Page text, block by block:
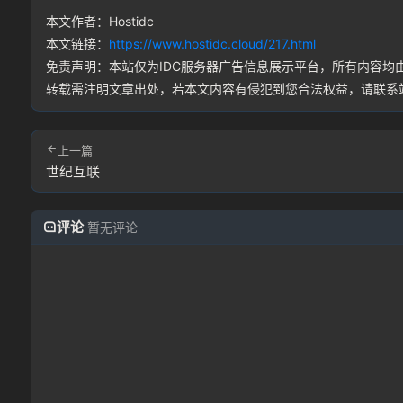
本文作者：Hostidc
本文链接： https://www.hostidc.cloud/217.html
免责声明：本站仅为IDC服务器广告信息展示平台，所有内容
转载需注明文章出处，若本文内容有侵犯到您合法权益，请联系
上一篇
世纪互联
评论 暂无评论